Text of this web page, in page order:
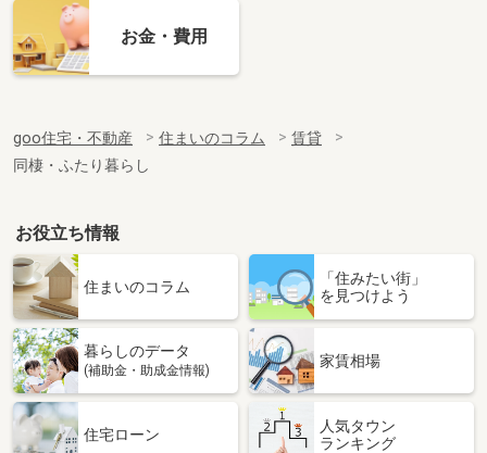
お金・費用
goo住宅・不動産 住まいのコラム
賃貸
同棲・ふたり暮らし
お役立ち情報
住まいのコラム
「住みたい街」
を見つけよう
暮らしのデータ
(補助金・助成金情報)
家賃相場
住宅ローン
人気タウン
ランキング